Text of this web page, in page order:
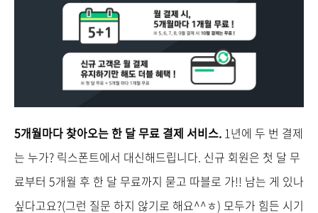
5개월마다 찾아오는 한 달 무료 결제 서비스. 1년에 두 번 결제
는 누가? 릭스폰트에서 대신해드립니다. 신규 회원은 첫 달 무
료부터 5개월 후 한 달 무료까지 묻고 따블로 가!! 남는 게 있나
싶다고요?(그런 질문 하지 않기로 해요^^ㅎ) 모두가 힘든 시기